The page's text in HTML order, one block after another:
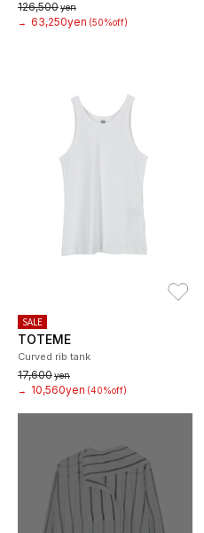
126,500yen
→ 63,250yen (50%off)
SALE
TOTEME
Curved rib tank
17,600yen
→
10,560yen (40%off)